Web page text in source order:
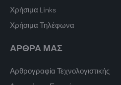
Χρήσιμα Links
Χρήσιμα Τηλέφωνα
ΑΡΘΡΑ ΜΑΣ
Αρθρογραφία Τεχνολογιστικής